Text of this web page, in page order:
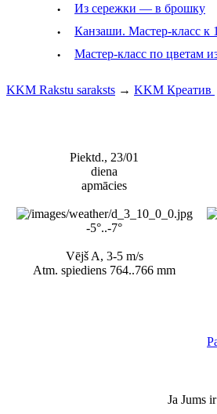
· Из сережки — в брошку
· Канзаши. Мастер-класс к
· Mастер-класс по цветам
KKM Rakstu saraksts → KKM Креатив
Piektd., 23/01
diena
apmācies
-5°..-7°
Vējš A, 3-5 m/s
Atm. spiediens 764..766 mm
Ja Jums